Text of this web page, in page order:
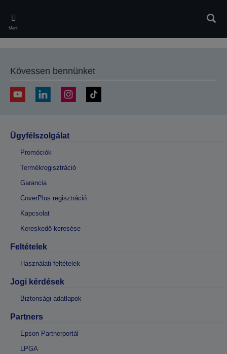
main
content
Menü
Kövessen bennünket
Ügyfélszolgálat
Promóciók
Termékregisztráció
Garancia
CoverPlus regisztráció
Kapcsolat
Kereskedő keresése
Feltételek
Használati feltételek
Jogi kérdések
Biztonsági adatlapok
Partners
Epson Partnerportál
LPGA